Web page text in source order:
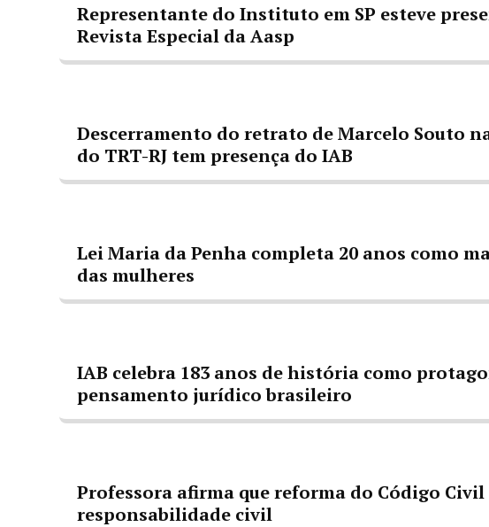
Representante do Instituto em SP esteve
Revista Especial da Aasp
Descerramento do retrato de Marcelo Souto
do TRT-RJ tem presença do IAB
Lei Maria da Penha completa 20 anos como
das mulheres
IAB celebra 183 anos de história como
pensamento jurídico brasileiro
Professora afirma que reforma do Código
responsabilidade civil